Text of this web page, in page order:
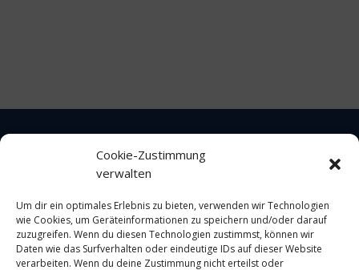
Cookie-Zustimmung
verwalten
Um dir ein optimales Erlebnis zu bieten, verwenden wir Technologien
wie Cookies, um Geräteinformationen zu speichern und/oder darauf
zuzugreifen. Wenn du diesen Technologien zustimmst, können wir
Daten wie das Surfverhalten oder eindeutige IDs auf dieser Website
verarbeiten. Wenn du deine Zustimmung nicht erteilst oder
Datenschutz
Cookie-Richtlinie